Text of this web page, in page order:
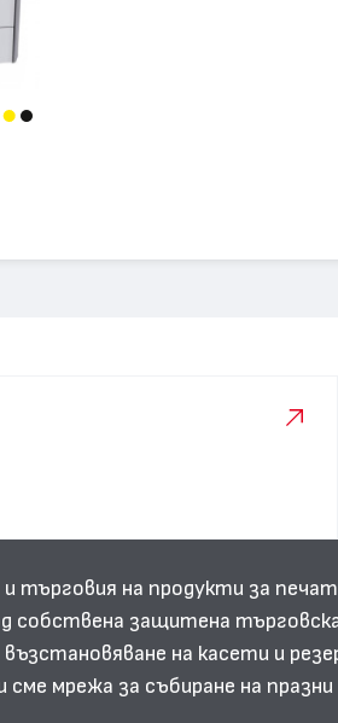
търговия на продукти за
собствена защитена
на касети и
мрежа за събиране на